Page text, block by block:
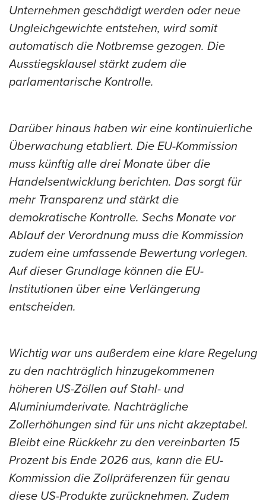
Unternehmen geschädigt werden oder neue
Ungleichgewichte entstehen, wird somit
automatisch die Notbremse gezogen. Die
Ausstiegsklausel stärkt zudem die
parlamentarische Kontrolle.
Darüber hinaus haben wir eine kontinuierliche
Überwachung etabliert. Die EU-Kommission
muss künftig alle drei Monate über die
Handelsentwicklung berichten. Das sorgt für
mehr Transparenz und stärkt die
demokratische Kontrolle. Sechs Monate vor
Ablauf der Verordnung muss die Kommission
zudem eine umfassende Bewertung vorlegen.
Auf dieser Grundlage können die EU-
Institutionen über eine Verlängerung
entscheiden.
Wichtig war uns außerdem eine klare Regelung
zu den nachträglich hinzugekommenen
höheren US-Zöllen auf Stahl- und
Aluminiumderivate. Nachträgliche
Zollerhöhungen sind für uns nicht akzeptabel.
Bleibt eine Rückkehr zu den vereinbarten 15
Prozent bis Ende 2026 aus, kann die EU-
Kommission die Zollpräferenzen für genau
diese US-Produkte zurücknehmen. Zudem